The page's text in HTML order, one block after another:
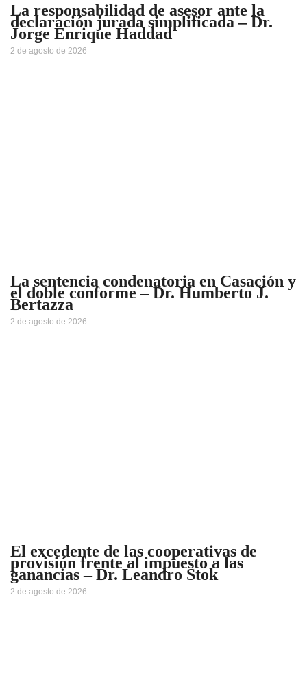
La responsabilidad de asesor ante la
declaración jurada simplificada – Dr.
Jorge Enrique Haddad
2 de agosto de 2026
La sentencia condenatoria en Casación y
el doble conforme – Dr. Humberto J.
Bertazza
2 de agosto de 2026
El excedente de las cooperativas de
provisión frente al impuesto a las
ganancias – Dr. Leandro Stok
2 de agosto de 2026